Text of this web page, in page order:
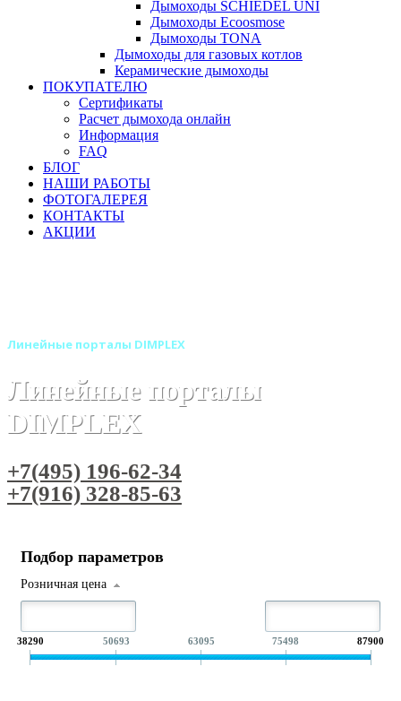
Дымоходы SCHIEDEL UNI
Дымоходы Ecoosmose
Дымоходы TONA
Дымоходы для газовых котлов
Керамические дымоходы
ПОКУПАТЕЛЮ
Сертификаты
Расчет дымохода онлайн
Информация
FAQ
БЛОГ
НАШИ РАБОТЫ
ФОТОГАЛЕРЕЯ
КОНТАКТЫ
АКЦИИ
Линейные порталы DIMPLEX
Линейные порталы
DIMPLEX
+7(495) 196-62-34
+7(916) 328-85-63
Подбор параметров
Розничная цена
38290 50693 63095 75498 87900